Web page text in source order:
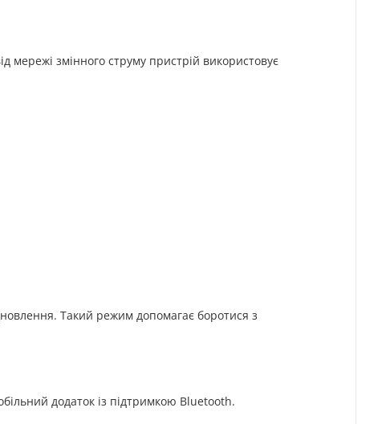
мережі змінного струму пристрій використовує
Такий режим допомагає боротися з
додаток із підтримкою Bluetooth.